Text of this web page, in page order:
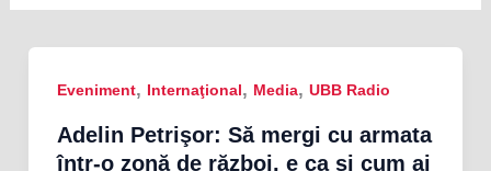
Eveniment, Internaţional, Media, UBB Radio
Adelin Petrişor: Să mergi cu armata
într-o zonă de război, e ca şi cum ai